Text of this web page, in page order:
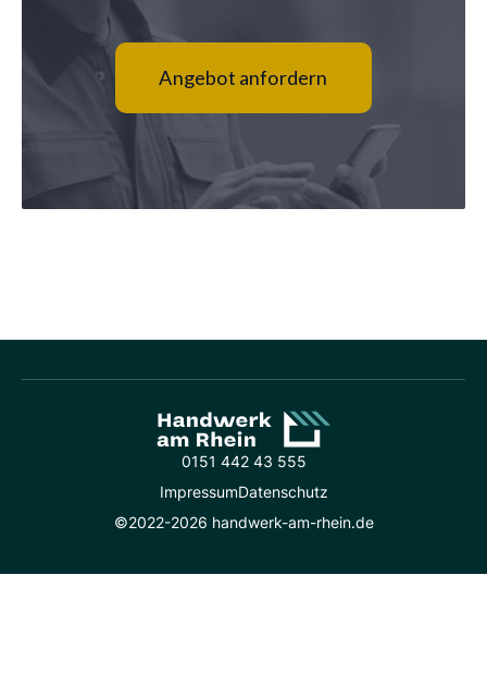
Angebot anfordern
0151 442 43 555
ImpressumDatenschutz
©2022-2026 handwerk-am-rhein.de